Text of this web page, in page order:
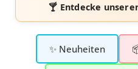
🍸 Entdecke
✨ Neuheiten